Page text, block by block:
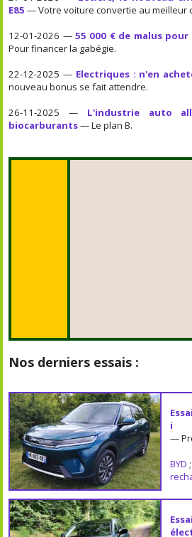
E85 — Votre voiture convertie au meilleur
12-01-2026 —55 000 € de malus pour
Pour financer la gabégie.
22-12-2025 — Electriques : n'en
nouveau bonus se fait attendre.
26-11-2025 — L'industrie auto
biocarburants— Le plan B.
Nos derniers essais :
i
—
BYD ;